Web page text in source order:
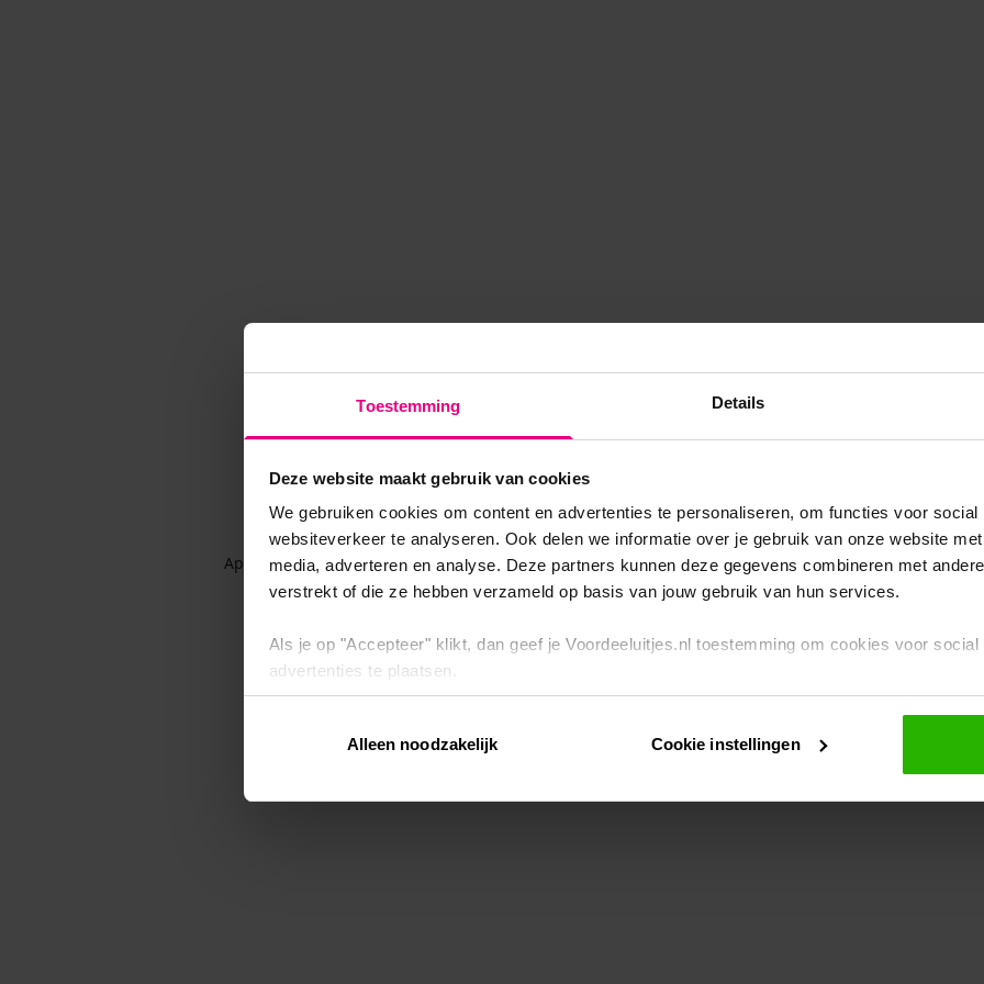
Toestemming Details
Deze website maakt gebruik van cookies
We gebruiken cookies om content en advertenties te personaliseren, om functies voor
websiteverkeer te analyseren. Ook delen we informatie over je gebruik van onze website
media, adverteren en analyse. Deze partners kunnen deze gegevens combineren met
verstrekt of die ze hebben verzameld op basis van jouw gebruik van hun services.
Als je op "Accepteer" klikt, dan geef je Voordeeluitjes.nl toestemming om cookies voor
advertenties te plaatsen.
Via "Cookie instellingen" kun je ook zelf instellen welke cookies worden geplaatst. Je kunt je
intrekken op onscookiebeleid.
Alleen noodzakelijk Cookie instellingen
Application error: a client-side exception has occurred while loadingwww.voordeeluitjes.nl (see the